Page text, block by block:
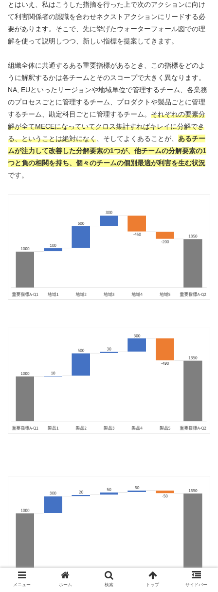
とはいえ、私はこうした指摘を行った上で次のアクションに向け
て利害関係者の認識を合わせネクストアクションにリードする必
要があります。そこで、先に挙げたウォーターフォール図での理
解を使って説明しつつ、新しい指標を提案してきます。
組織全体に共通するある重要指標があるとき、この指標をどのよ
うに解釈するかは各チームとそのスコープで大きく異なります。
NA, EUといったリージョンや地域単位で管理するチーム、各業務
のプロセスごとに管理するチーム、プロダクトや製品ごとに管理
するチーム、勘定科目ごとに管理するチーム。 それぞれの要素分
解が全てMECEになっていてクロス集計すればキレイに分解でき
る、ということは絶対になく、そしてよくあることが、 あるチー
ムが注力して改善した分解要素の1つが、他チームの分解要素の1
つと負の相関を持ち、個々のチームの個別最適が利害を生む状況
です。
メニュー ホーム 検索 トップ サイドバー